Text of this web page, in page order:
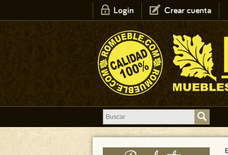
Login Crear cuenta